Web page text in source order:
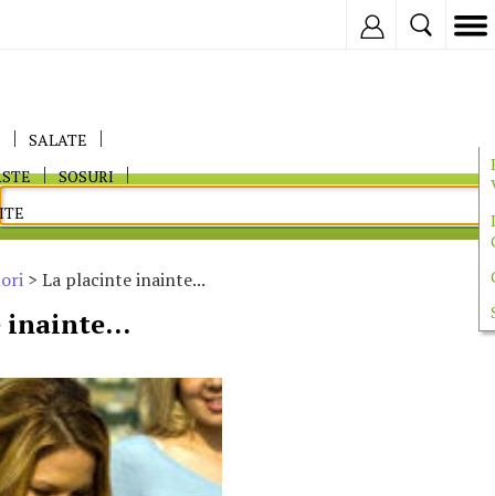
SALATE
SOSURI
> La placinte inainte...
inainte...